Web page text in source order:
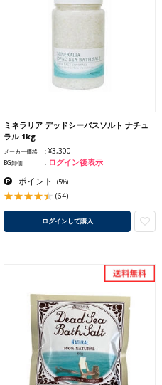
ミネラリア デッドシーバスソルト ナチュ
ラル 1kg
メーカー価格 ¥3,300
BG卸価 ログイン後表示
ポイント :(5%)
(64)
ログインして購入